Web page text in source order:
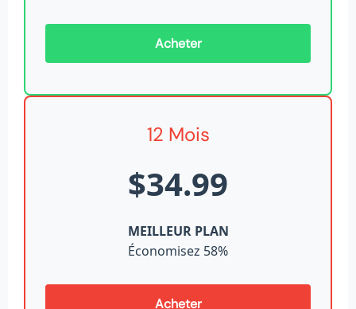
Acheter
12 Mois
$34.99
MEILLEUR PLAN
Économisez 58%
Acheter